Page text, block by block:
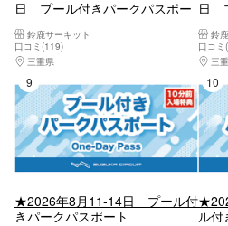
日 プール付きパークパスポー
鈴鹿サーキット
口コミ(119)
三重県
桑名・長島・四日市・湯の山・鈴鹿
日
鈴
口コ
三
9位
★2026年8月11-14日 プール付
きパークパスポート
ル付